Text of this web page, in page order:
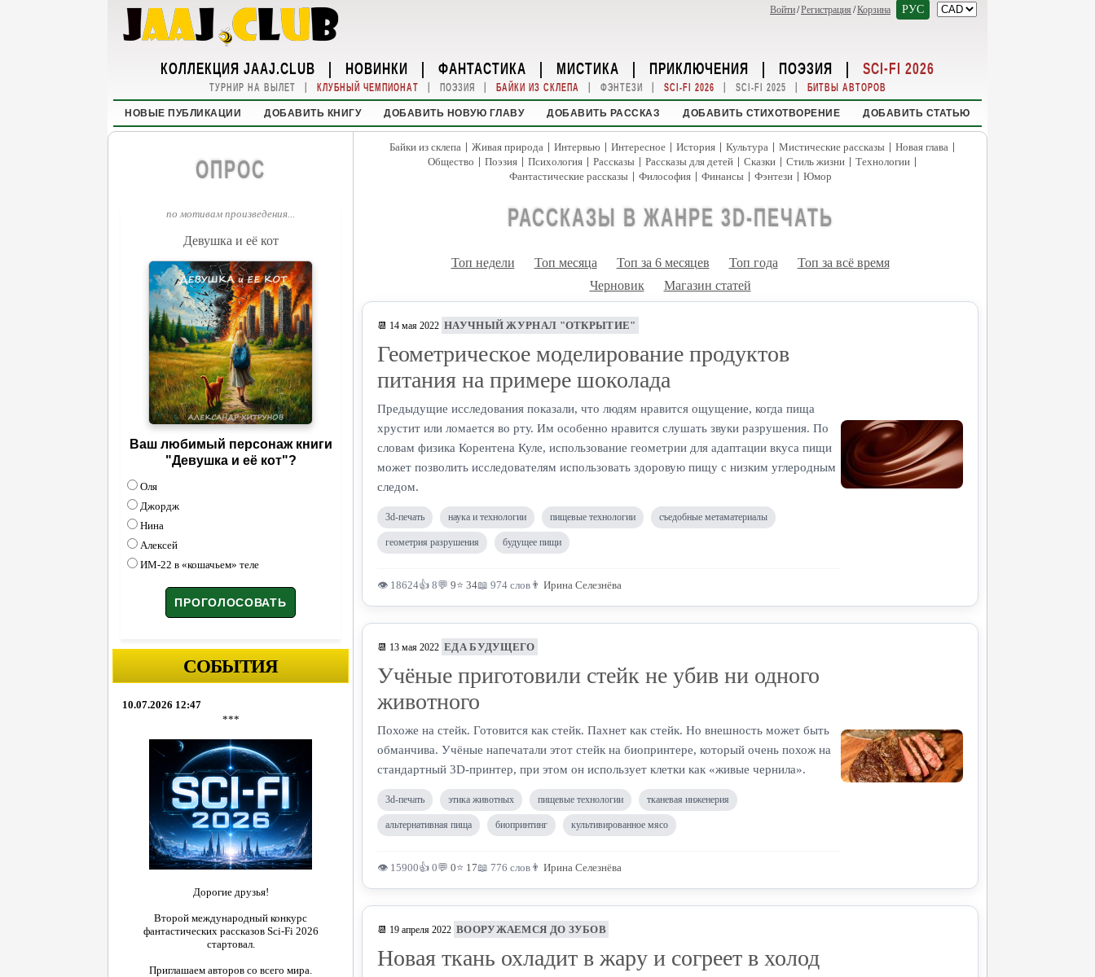
Войти/Регистрация /Корзина РУС
КОЛЛЕКЦИЯ JAAJ.CLUB | НОВИНКИ | ФАНТАСТИКА | МИСТИКА | ПРИКЛЮЧЕНИЯ | ПОЭЗИЯ | SCI-FI 2026
ТУРНИР НА ВЫЛЕТ | КЛУБНЫЙ ЧЕМПИОНАТ | ПОЭЗИЯ | БАЙКИ ИЗ СКЛЕПА | ФЭНТЕЗИ | SCI-FI 2026 | SCI-FI 2025 | БИТВЫ АВТОРОВ
НОВЫЕ ПУБЛИКАЦИИ ДОБАВИТЬ КНИГУ ДОБАВИТЬ НОВУЮ ГЛАВУ ДОБАВИТЬ РАССКАЗ ДОБАВИТЬ СТИХОТВОРЕНИЕ ДОБАВИТЬ СТАТЬЮ
ОПРОС
по мотивам произведения...
Девушка и её кот
Ваш любимый персонаж книги
"Девушка и её кот"?
Оля
Джордж
Нина
Алексей
ИМ-22 в «кошачьем» теле
СОБЫТИЯ
10.07.2026 12:47
***
Дорогие друзья!
Второй международный конкурс
фантастических рассказов Sci-Fi 2026
стартовал.
Приглашаем авторов со всего мира.
Байки из склепа | Живая природа | Интервью | Интересное | История | Культура | Мистические рассказы | Новая глава |
Общество | Поэзия | Психология | Рассказы | Рассказы для детей | Сказки | Стиль жизни | Технологии |
Фантастические рассказы | Философия | Финансы | Фэнтези | Юмор
РАССКАЗЫ В ЖАНРЕ 3D-ПЕЧАТЬ
Топ недели Топ месяца Топ за 6 месяцев Топ года
Топ за всё время
Черновик
Магазин статей
📆 14 мая 2022 НАУЧНЫЙ ЖУРНАЛ "ОТКРЫТИЕ"
Геометрическое моделирование продуктов
питания на примере шоколада
Предыдущие исследования показали, что людям нравится ощущение, когда пища
хрустит или ломается во рту. Им особенно нравится слушать звуки разрушения. По
словам физика Корентена Куле, использование геометрии для адаптации вкуса пищи
может позволить исследователям использовать здоровую пищу с низким углеродным
следом.
3d-печать наука и технологии пищевые технологии съедобные метаматериалы
геометрия разрушения будущее пищи
👁 18624👍 8💬 9⭐ 34📖 974 слов 👨 Ирина Селезнёва
📆 13 мая 2022 ЕДА БУДУЩЕГО
Учёные приготовили стейк не убив ни одного
животного
Похоже на стейк. Готовится как стейк. Пахнет как стейк. Но внешность может быть
обманчива. Учёные напечатали этот стейк на биопринтере, который очень похож на
стандартный 3D-принтер, при этом он использует клетки как «живые чернила».
3d-печать этика животных пищевые технологии тканевая инженерия
альтернативная пища биопринтинг культивированное мясо
👁 15900👍 0💬 0⭐ 17📖 776 слов 👨 Ирина Селезнёва
📆 19 апреля 2022 ВООРУЖАЕМСЯ ДО ЗУБОВ
Новая ткань охладит в жару и согреет в холод